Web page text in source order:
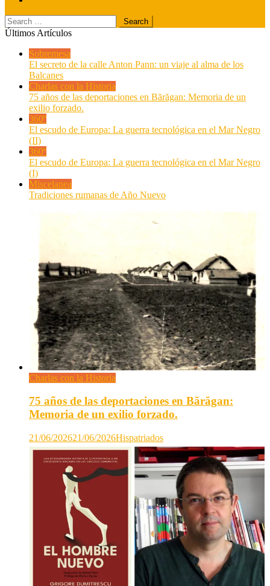
Search
for:
Últimos Artículos
Sobremesa
El secreto de la calle Anton Pann: un viaje al alma de los
Balcanes
Charlas con la Historia
75 años de las deportaciones en Bărăgan: Memoria de un
exilio forzado.
360º
El escudo de Europa: La guerra tecnológica en el Mar Negro
(II)
360º
El escudo de Europa: La guerra tecnológica en el Mar Negro
(I)
Miscelanea
Tradiciones rumanas de Año Nuevo
Charlas con la Historia
75 años de las deportaciones en Bărăgan:
Memoria de un exilio forzado.
21/06/202621/06/2026Hispatriados